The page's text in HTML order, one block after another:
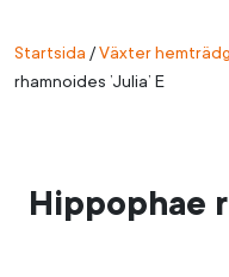
Startsida /Växter
rhamnoides ’Julia’ E
Hippophae